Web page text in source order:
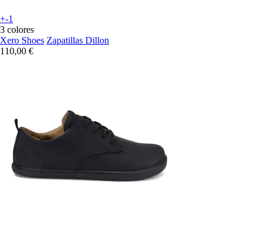
+-1
3 colores
Xero Shoes Zapatillas Dillon
110,00 €